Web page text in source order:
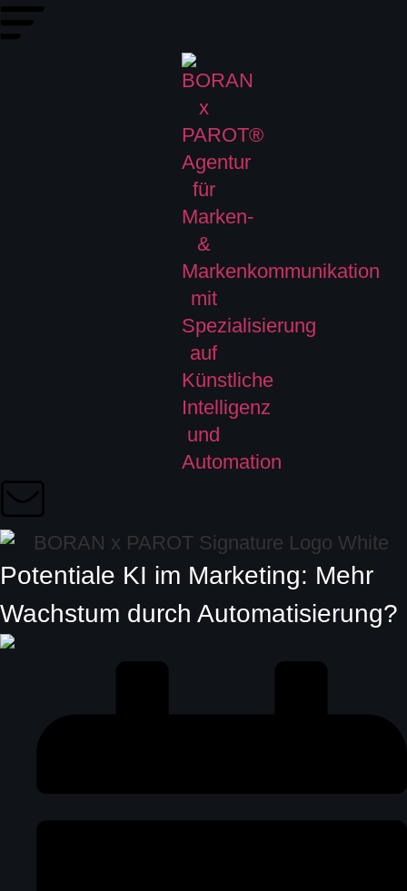
Potentiale KI im Marketing: Mehr
Wachstum durch Automatisierung?